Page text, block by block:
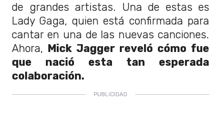
de grandes artistas. Una de estas es
Lady Gaga, quien está confirmada para
cantar en una de las nuevas canciones.
Ahora, Mick Jagger reveló cómo fue
que nació esta tan esperada
colaboración.